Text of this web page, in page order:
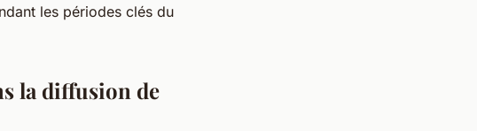
les périodes clés du
la diffusion de